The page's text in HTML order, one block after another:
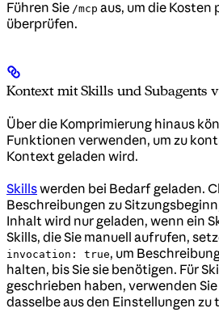
Führen Sie /mcp aus, um die Kosten
überprüfen.
Kontext mit Skills und Subagents
Über die Komprimierung hinaus
Funktionen verwenden, um zu
Kontext geladen wird.
Skillswerden bei Bedarf geladen.
Beschreibungen zu
Inhalt wird nur geladen, wenn ein
Skills, die Sie manuell aufrufen,
invocation: true, um
halten, bis Sie sie benötigen. Für
geschrieben haben, verwenden Sie
dasselbe aus den Einstellungen zu